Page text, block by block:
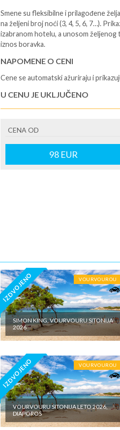
Smene su fleksibilne i prilagođene
na željeni broj noći (3, 4, 5, 6, 7…).
izabranom hotelu, a unosom željenog
iznos boravka.
NAPOMENE O CENI
Cene se automatski ažuriraju i
U CENU JE UKLJUČENO
- rezervisane i potvrđene usluge u
putovanja
- boravišne takse (naknada za
CENA OD
98EUR
IZDVOJENO VOURVOUROU
SIMON KING, VOURVOURU SITONIJA
2026
IZDVOJENO VOURVOUROU
VOURVOURU SITONIJA LETO 2026,
DIAPOROS